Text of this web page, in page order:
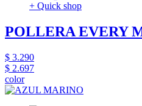
+ Quick shop
POLLERA EVERY
$ 3.290
$ 2.697
color